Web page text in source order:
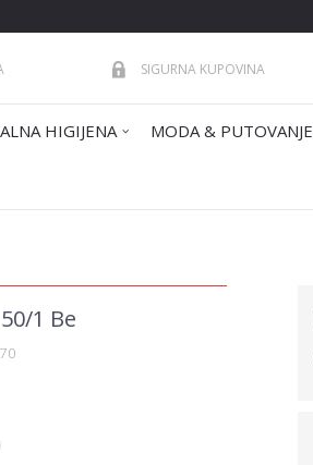
SIGURNA KUPOVINA
HIGIJENA MODA & PUTOVANJE
1 Be